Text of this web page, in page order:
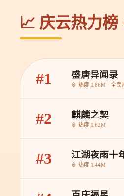
📈 庆云热力榜
#1 盛唐异闻录
🏮 热度 1.86M · 全民
#2 麒麟之契
🏮 热度 1.62M
#3 江湖夜雨十
🏮 热度 1.44M